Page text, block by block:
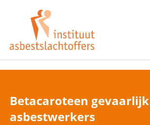
Heeft u Mesothelioom?
Heeft u Asbestose?
Bent u arts?
Asbest en Gezondheid
Betacaroteen
asbestwerkers